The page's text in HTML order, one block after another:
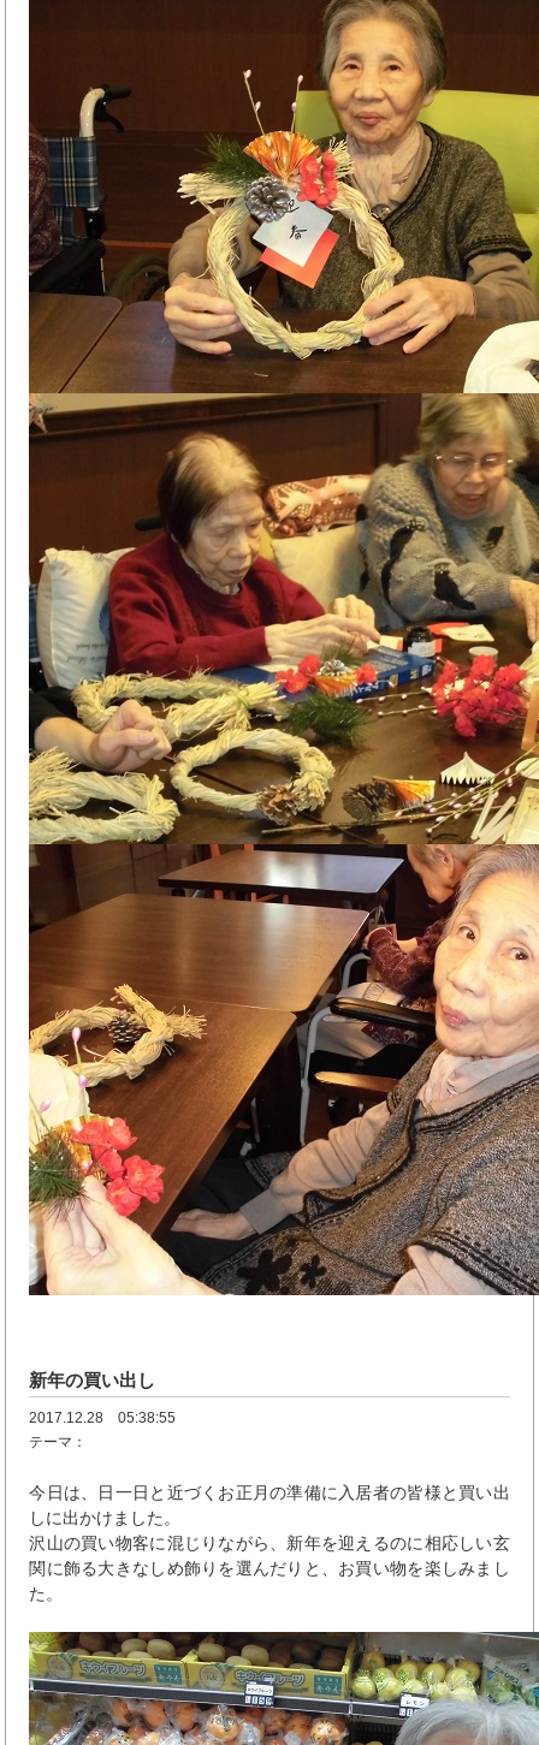
新年の買い出し
2017.12.28 05:38:55
テーマ：
今日は、日一日と近づくお正月の準備に入居者の皆様と買い出
しに出かけました。
沢山の買い物客に混じりながら、新年を迎えるのに相応しい玄
関に飾る大きなしめ飾りを選んだりと、お買い物を楽しみまし
た。